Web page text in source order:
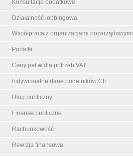
Konsultacje podatkowe
Działalność lobbingowa
Współpraca z organizacjami pozarządowymi
Podatki
Ceny paliw dla potrzeb VAT
Indywidualne dane podatników CIT
Dług publiczny
Finanse publiczne
Rachunkowość
Rewizja finansowa